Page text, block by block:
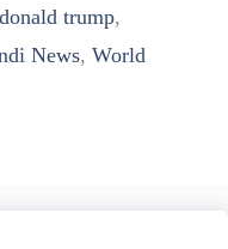
donald trump,
News, World